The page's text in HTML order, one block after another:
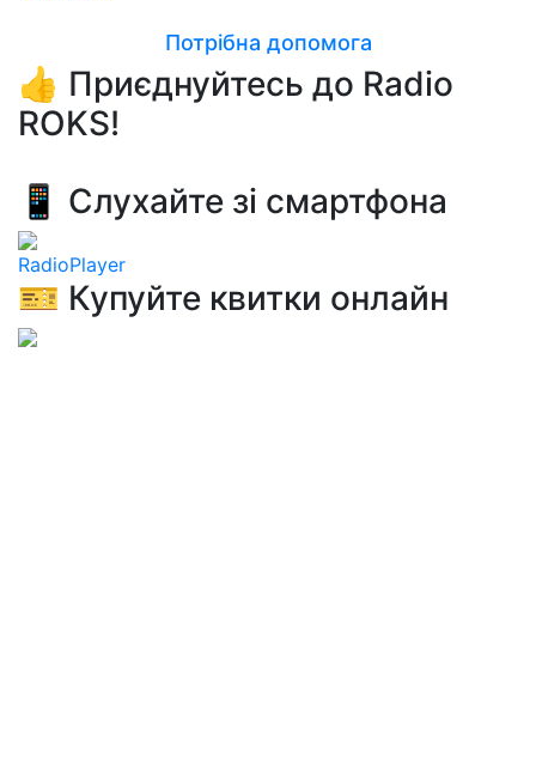
Потрібна допомога
👍 Приєднуйтесь до Radio
ROKS!
📱 Слухайте зі смартфона
RadioPlayer
🎫 Купуйте квитки онлайн